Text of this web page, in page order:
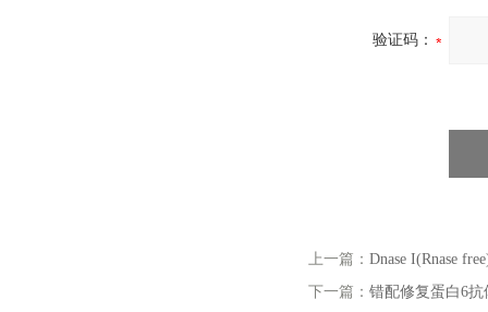
验证码：
上一篇： Dnase I(Rnase
下一篇： 错配修复蛋白6抗